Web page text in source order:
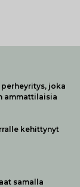
joka
ammattilaisia
kehittynyt
samalla